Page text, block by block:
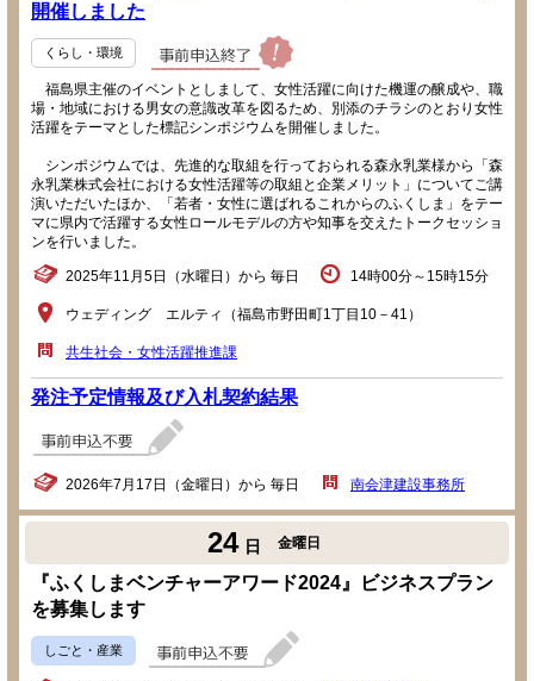
開催しました
くらし・環境
福島県主催のイベントとしまして、女性活躍に向けた機運の醸成や、職
場・地域における男女の意識改革を図るため、別添のチラシのとおり女性
活躍をテーマとした標記シンポジウムを開催しました。
シンポジウムでは、先進的な取組を行っておられる森永乳業様から「森
永乳業株式会社における女性活躍等の取組と企業メリット」についてご講
演いただいたほか、「若者・女性に選ばれるこれからのふくしま」をテー
マに県内で活躍する女性ロールモデルの方や知事を交えたトークセッショ
ンを行いました。
2025年11月5日（水曜日）から 毎日 14時00分～15時15分
ウェディング エルティ（福島市野田町1丁目10－41）
共生社会・女性活躍推進課
発注予定情報及び入札契約結果
2026年7月17日（金曜日）から 毎日 南会津建設事務所
24 日 金曜日
『ふくしまベンチャーアワード2024』ビジネスプラン
を募集します
しごと・産業